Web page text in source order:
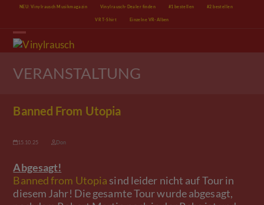
content
NEU: Vinylrausch Musikmagazin Vinylrausch-Dealer finden #1 bestellen #2 bestellen
VR T-Shirt Einzelne VR-Alben
Open
mobile
menu
Close
mobile
menu
VERANSTALTUNG
Banned From Utopia
15.10.25 Don
Abgesagt!
Banned from Utopia sind leider nicht auf Tour in
diesem Jahr! Die gesamte Tour wurde abgesagt,